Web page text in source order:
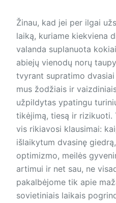
Žinau, kad jei per ilgai
laiką, kuriame kiekviena
valanda suplanuota
abiejų vienodų norų
tvyrant supratimo
mus žodžiais ir
užpildytas ypatingu
tikėjimą, tiesą ir rizikuoti.
vis rikiavosi klausimai:
išlaikytum dvasinę
optimizmo, meilės
artimui ir net sau, ne
pakalbėjome tik apie
sovietiniais laikais